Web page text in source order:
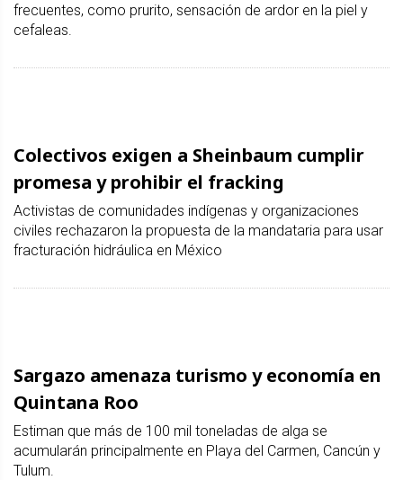
frecuentes, como prurito, sensación de ardor en la piel y
cefaleas.
Colectivos exigen a Sheinbaum cumplir
promesa y prohibir el fracking
Activistas de comunidades indígenas y organizaciones
civiles rechazaron la propuesta de la mandataria para usar
fracturación hidráulica en México
Sargazo amenaza turismo y economía en
Quintana Roo
Estiman que más de 100 mil toneladas de alga se
acumularán principalmente en Playa del Carmen, Cancún y
Tulum.